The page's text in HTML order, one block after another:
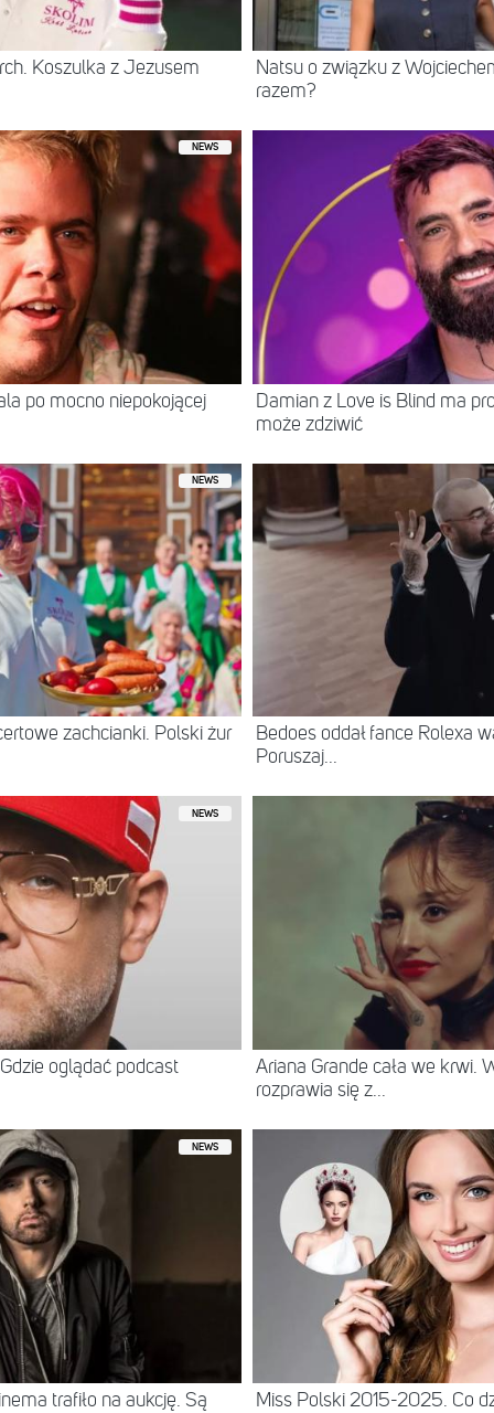
Koszulka z Jezusem
Natsu o związku z
razem?
NEWS
po mocno niepokojącej
Damian z Love is Blind ma
może zdziwić
NEWS
zachcianki. Polski żur
Bedoes oddał fance Rolexa
Poruszaj...
NEWS
oglądać podcast
Ariana Grande cała we krwi.
rozprawia się z...
NEWS
trafiło na aukcję. Są
Miss Polski 2015-2025. Co